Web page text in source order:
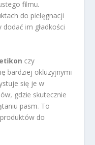
filmu.
do pielęgnacji
im gładkości
czy
bardziej okluzyjnymi
się je w
gdzie skutecznie
pasm. To
do